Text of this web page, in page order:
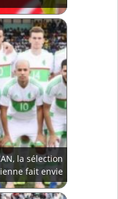
la sélection
fait envie